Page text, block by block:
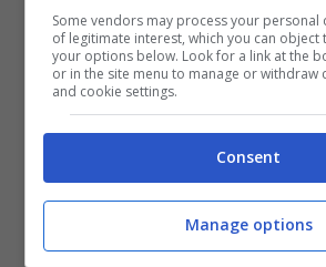
Come addobbare casa per Natale da
(Viagginews.com)
Il classico bastoncino di
Some vendors may process your personal
of legitimate interest, which you can object
your options below. Look for a link at the
or in the site menu to manage or withdraw
and cookie settings.
Consent
Manage options